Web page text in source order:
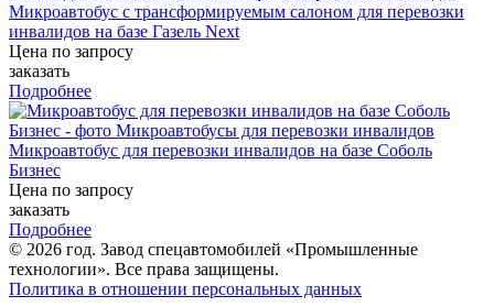
Микроавтобус с трансформируемым салоном для перевозки
инвалидов на базе Газель Next
Цена по запросу
заказать
Подробнее
Микроавтобус для перевозки инвалидов на базе Соболь
Бизнес
Цена по запросу
заказать
Подробнее
© 2026 год. Завод спецавтомобилей «Промышленные
технологии». Все права защищены.
Политика в отношении персональных данных